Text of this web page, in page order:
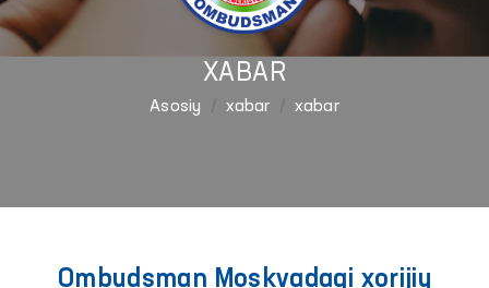
XABAR
Asosiy xabar xabar
Ombudsman Moskvadagi xorijiy